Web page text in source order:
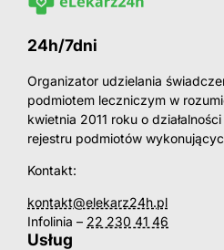
24h/7dni
Organizator udzielania
podmiotem leczniczym w
kwietnia 2011 roku o
rejestru podmiotów
Kontakt:
kontakt@elekarz24h.pl
Infolinia – 22 230 41 46
Usług